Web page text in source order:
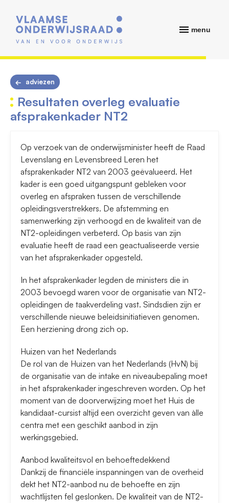
menu
adviezen
Resultaten overleg evaluatie
afsprakenkader NT2
Op verzoek van de onderwijsminister heeft de Raad
Levenslang en Levensbreed Leren het
afsprakenkader NT2 van 2003 geëvalueerd. Het
kader is een goed uitgangspunt gebleken voor
overleg en afspraken tussen de verschillende
opleidingsverstrekkers. De afstemming en
samenwerking zijn verhoogd en de kwaliteit van de
NT2-opleidingen verbeterd. Op basis van zijn
evaluatie heeft de raad een geactualiseerde versie
van het afsprakenkader opgesteld.
In het afsprakenkader legden de ministers die in
2003 bevoegd waren voor de organisatie van NT2-
opleidingen de taakverdeling vast. Sindsdien zijn er
verschillende nieuwe beleidsinitiatieven genomen.
Een herziening drong zich op.
Huizen van het Nederlands
De rol van de Huizen van het Nederlands (HvN) bij
de organisatie van de intake en niveaubepaling moet
in het afsprakenkader ingeschreven worden. Op het
moment van de doorverwijzing moet het Huis de
kandidaat-cursist altijd een overzicht geven van àlle
centra met een geschikt aanbod in zijn
werkingsgebied.
Aanbod kwaliteitsvol en behoeftedekkend
Dankzij de financiële inspanningen van de overheid
dekt het NT2-aanbod nu de behoefte en zijn
wachtlijsten fel geslonken. De kwaliteit van de NT2-